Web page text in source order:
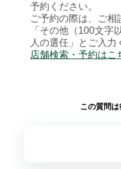
予約ください。
ご予約の際は、ご
「その他（100文字
人の選任」とご入力
店舗検索・予約はこ
この質問